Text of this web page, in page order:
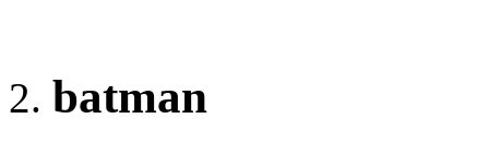
batman